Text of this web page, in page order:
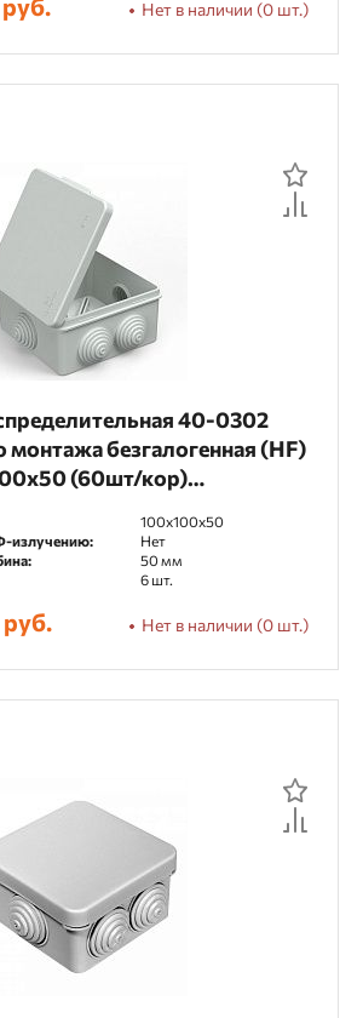
Поливинилхлорид
Полиэтилен
Ø кабеля
товаров
Нет в наличии (0 шт.)
40-0302
монтажа безгалогенная (HF)
(60шт/кор)
100х100х50
излучению:
Нет
50 мм
6 шт.
Нет в наличии (0 шт.)